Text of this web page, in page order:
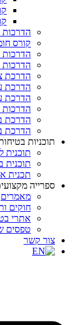
קורס
הדרכות
הדרכות
הדרכת
הדרכת
הדרכת
הדרכות
הדרכת
הדרכת
תוכניות
תוכנית
תוכנית
תכנית
ספרייה
מאמרים
חוקים
אתרי
טפסים
צור קשר